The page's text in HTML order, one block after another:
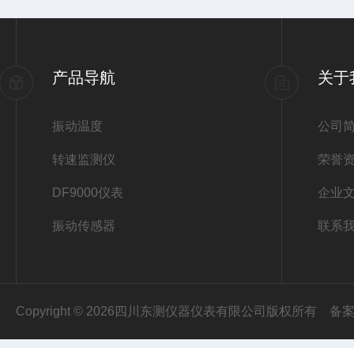
产品导航
振动温度
转速监测仪
DF9000仪表
振动传感器
关于
公司
荣誉
企业
联系
Copyright © 2026四川东测仪器仪表有限公司版权所有 备